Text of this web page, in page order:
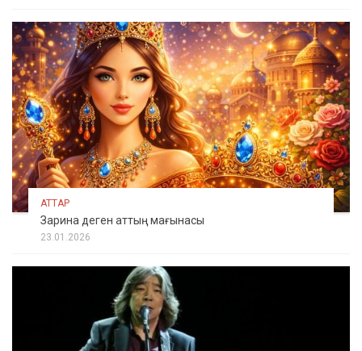
АТТАР
Зарина деген аттың мағынасы
23.01.2026